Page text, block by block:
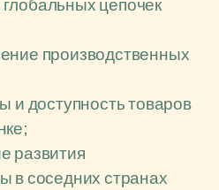
производственных
и доступность товаров
развития
в соседних странах